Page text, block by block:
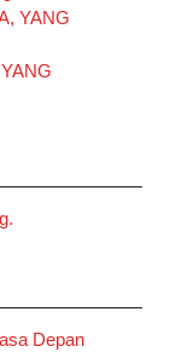
YANG
Depan